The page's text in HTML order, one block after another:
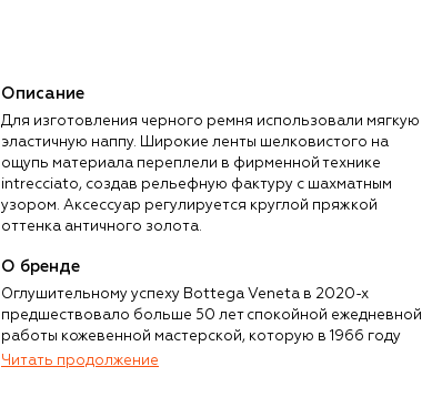
Описание
Для изготовления черного ремня использовали мягкую
эластичную наппу. Широкие ленты шелковистого на
ощупь материала переплели в фирменной технике
intrecciato, создав рельефную фактуру с шахматным
узором. Аксессуар регулируется круглой пряжкой
оттенка античного золота.
О бренде
Оглушительному успеху Bottega Veneta в 2020-х
предшествовало больше 50 лет спокойной ежедневной
работы кожевенной мастерской, которую в 1966 году
Мишель Таддеи и Ренцо Дзенджаро открыли в
Читать продолжение